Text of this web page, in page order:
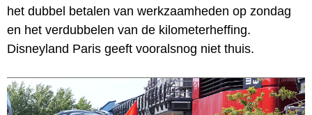
het dubbel betalen van werkzaamheden op zondag
en het verdubbelen van de kilometerheffing.
Disneyland Paris geeft vooralsnog niet thuis.